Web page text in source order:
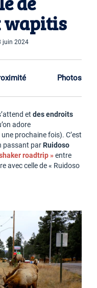
wapitis
juin 2024
Photos
et des endroits
adore
prochaine fois). C’est
passant parRuidoso
roadtrip »entre
avec celle de « Ruidoso